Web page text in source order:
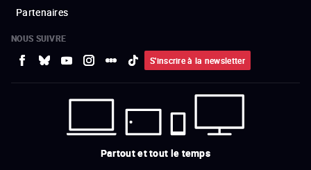
Partenaires
NOUS SUIVRE
S'inscrire à la newsletter
Partout et tout le temps